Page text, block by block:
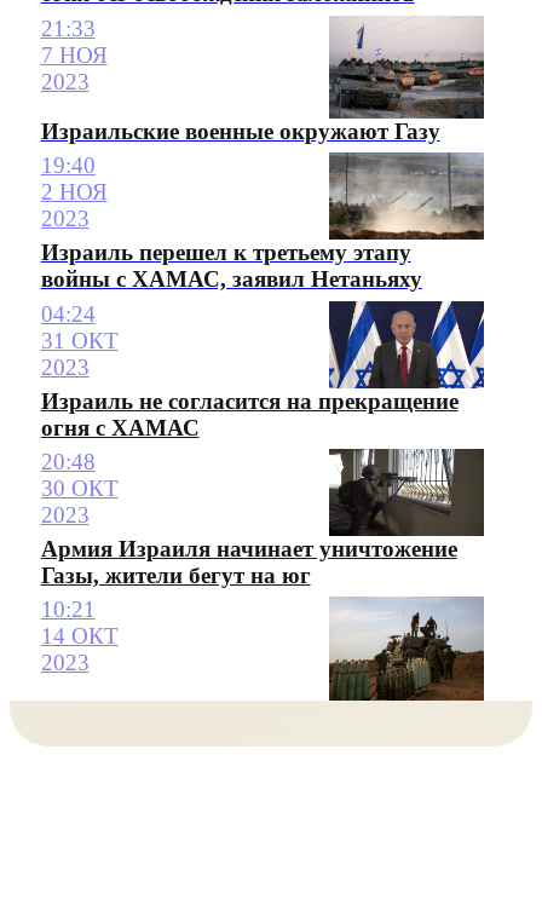
21:33
7 НОЯ
2023
Израильские военные окружают Газу
19:40
2 НОЯ
2023
Израиль перешел к третьему этапу
войны с ХАМАС, заявил Нетаньяху
04:24
31 ОКТ
2023
Израиль не согласится на прекращение
огня с ХАМАС
20:48
30 ОКТ
2023
Армия Израиля начинает уничтожение
Газы, жители бегут на юг
10:21
14 ОКТ
2023